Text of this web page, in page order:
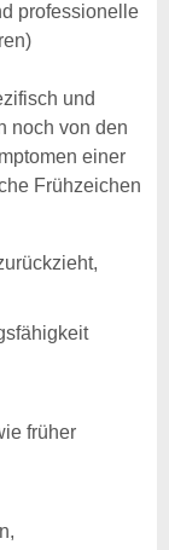
professionelle
und
noch von den
einer
Frühzeichen
früher